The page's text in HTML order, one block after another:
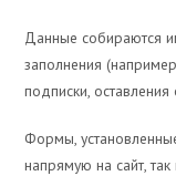
Данные собираются
заполнения
подписки,
Формы,
напрямую на сайт,